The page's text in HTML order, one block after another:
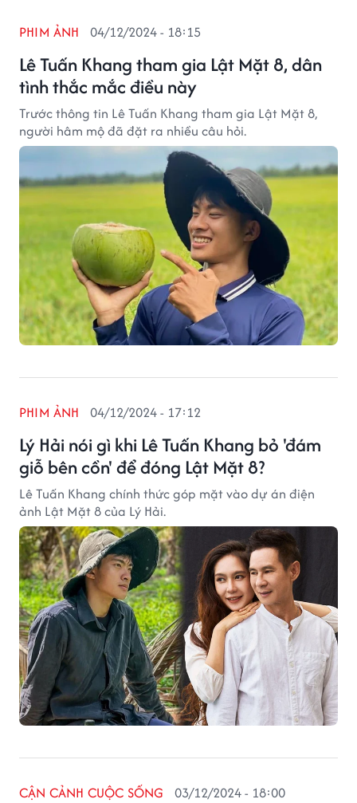
Lê Tuấn Khang tham gia Lật Mặt 8, dân
tình thắc mắc điều này
PHIM ẢNH 04/12/2024 - 18:15
Trước thông tin Lê Tuấn Khang tham gia Lật Mặt 8,
người hâm mộ đã đặt ra nhiều câu hỏi.
Lý Hải nói gì khi Lê Tuấn Khang bỏ 'đám
giỗ bên cồn' để đóng Lật Mặt 8?
PHIM ẢNH 04/12/2024 - 17:12
Lê Tuấn Khang chính thức góp mặt vào dự án điện
ảnh Lật Mặt 8 của Lý Hải.
CẬN CẢNH CUỘC SỐNG 03/12/2024 - 18:00